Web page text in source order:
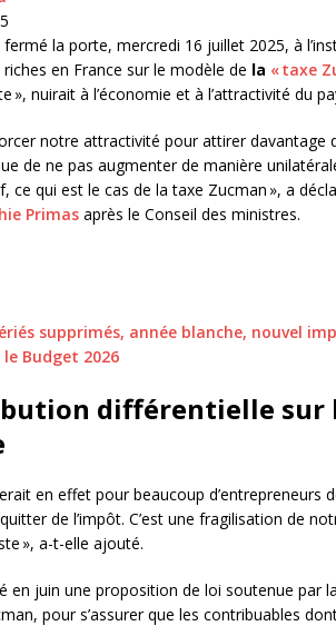
la porte, mercredi 16 juillet 2025, à
en France sur le modèle de la « taxe
», nuirait à l’économie et à l’attractivité du
notre attractivité pour attirer davantage
de ne pas augmenter de manière
ce qui est le cas de la taxe Zucman », a
Primas après le Conseil des ministres.
supprimés, année blanche, nouvel
Budget 2026
différentielle sur
en effet pour beaucoup
de l’impôt. C’est une fragilisation de
», a-t-elle ajouté.
en juin une proposition de loi soutenue par
pour s’assurer que les contribuables